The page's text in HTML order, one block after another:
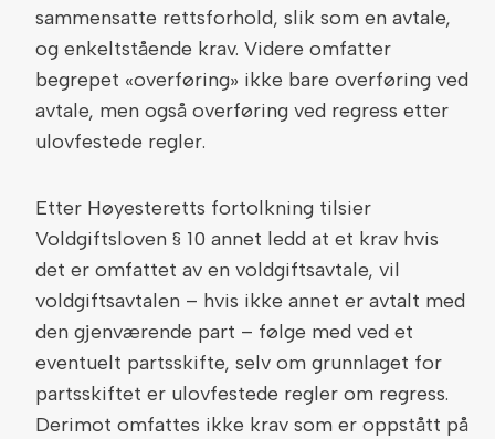
sammensatte rettsforhold, slik som en avtale,
og enkeltstående krav. Videre omfatter
begrepet «overføring» ikke bare overføring ved
avtale, men også overføring ved regress etter
ulovfestede regler.
Etter Høyesteretts fortolkning tilsier
Voldgiftsloven § 10 annet ledd at et krav hvis
det er omfattet av en voldgiftsavtale, vil
voldgiftsavtalen – hvis ikke annet er avtalt med
den gjenværende part – følge med ved et
eventuelt partsskifte, selv om grunnlaget for
partsskiftet er ulovfestede regler om regress.
Derimot omfattes ikke krav som er oppstått på